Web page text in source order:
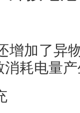
增加了异
耗电量